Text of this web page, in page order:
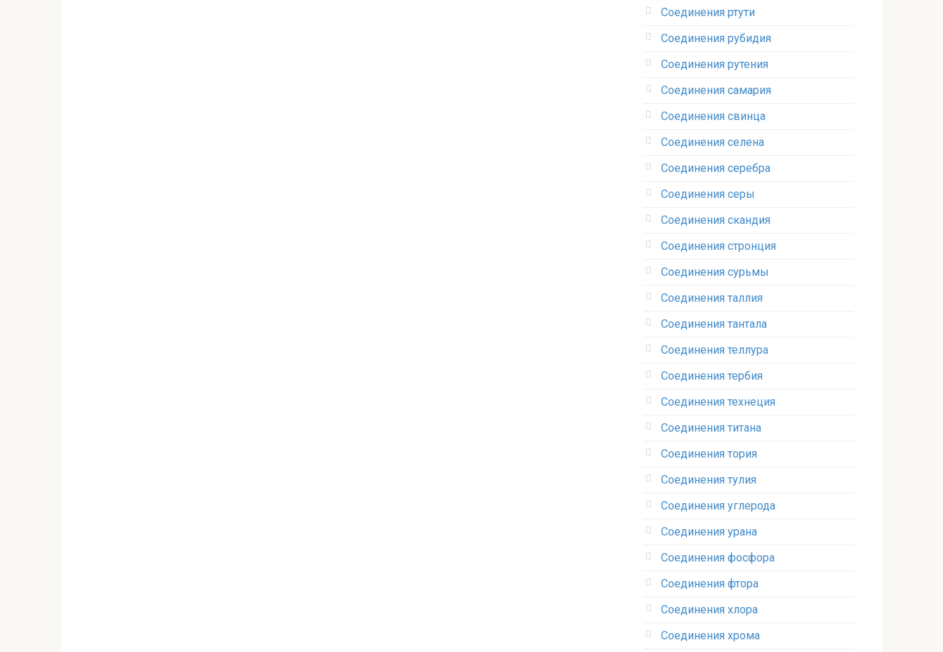
Соединения ртути‎
Соединения рубидия‎
Соединения рутения‎
Соединения самария‎
Соединения свинца‎
Соединения селена‎
Соединения серебра‎
Соединения серы‎
Соединения скандия
Соединения стронция‎
Соединения сурьмы
Соединения таллия‎
Соединения тантала‎
Соединения теллура‎
Соединения тербия‎
Соединения технеция‎
Соединения титана
Соединения тория‎
Соединения тулия‎
Соединения углерода‎
Соединения урана‎
Соединения фосфора‎
Соединения фтора‎
Соединения хлора‎
Соединения хрома‎